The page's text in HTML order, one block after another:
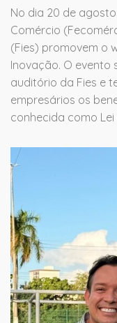
No dia 20 de
Comércio
(Fies) promovem o
Inovação. O evento
auditório da Fies e
empresários os
conhecida como Lei